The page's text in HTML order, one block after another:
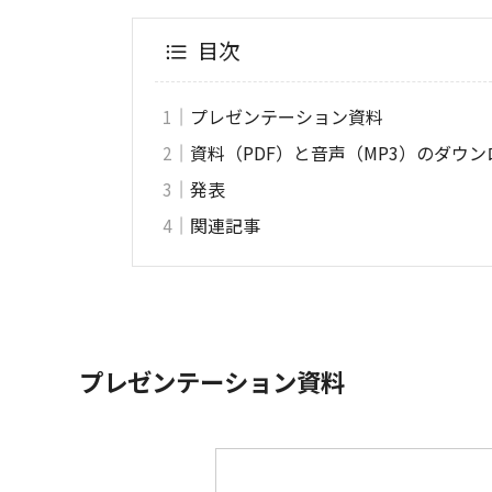
目次
プレゼンテーション資料
資料（PDF）と音声（MP3）のダウ
発表
関連記事
プレゼンテーション資料